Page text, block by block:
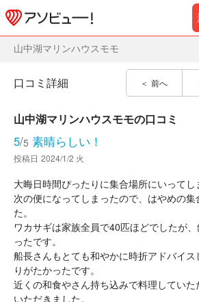
山中湖マリンハウスモモ
前へ
口コミ詳細
山中湖マリンハウスモモの口コミ
5/5 素晴らしい！
投稿日 2024/1/2 火
大晦日時間ぴったりに集合場所にいってし
次の便になってしまったので、はやめの
た。
ワカサギは家族全員で40匹ほどでしたが
ったです。
船長さんもとても和やかに時折アドバイ
りがたかったです。
近くの和食やさん持ち込みで料理していた